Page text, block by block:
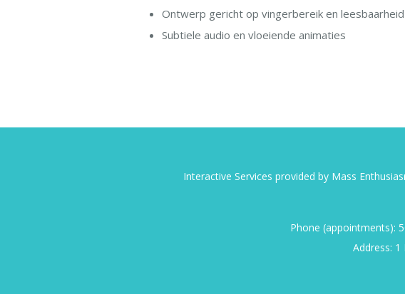
Ontwerp gericht op vingerbereik en leesbaarheid
Subtiele audio en vloeiende animaties
Interactive Services provided by Mass
Phone (appointments):
Address: 1